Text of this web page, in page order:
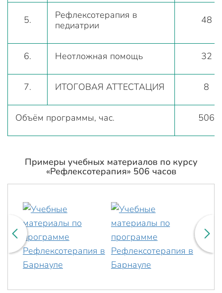
5.
Рефлексотерапия в
педиатрии
48
6. Неотложная помощь 32
7. ИТОГОВАЯ АТТЕСТАЦИЯ 8
Объём программы, час. 506
Примеры учебных материалов по курсу
«Рефлексотерапия» 506 часов